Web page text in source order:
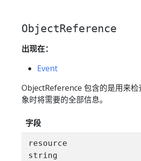
ObjectReference
出现在：
Event
ObjectReference 包含的是用来
象时将需要的全部信息。
字段
resource
string